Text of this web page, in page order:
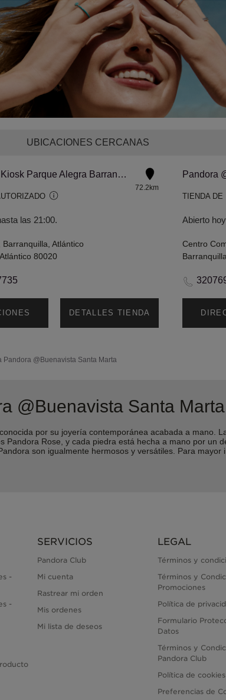
UBICACIONES CERCANAS
Pandora @ Kiosk Parque Alegra Barranquilla
las 21:00.
72.2km
Atlántico
80020
DETALLES TIENDA
Pandora
TIENDA DE
Abierto
Pandora @Buenavista Santa Marta
@Buenavista Santa Marta
por su joyería contemporánea acabada a mano.
Rose, y cada piedra está hecha a mano por un
son igualmente hermosos y versátiles. Para
-
-
SERVICIOS
Pandora Club
Mi cuenta
Rastrear mi orden
Mis ordenes
Mi lista de deseos
LEGAL
Términos y
Términos y
Promociones
Política de
Formulario
Datos
Términos y
Pandora Club
Política de cookies
Preferencias de